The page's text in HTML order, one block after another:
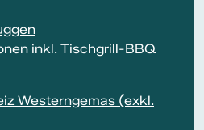
inkl. Tischgrill-BBQ
Westerngemas (exkl.